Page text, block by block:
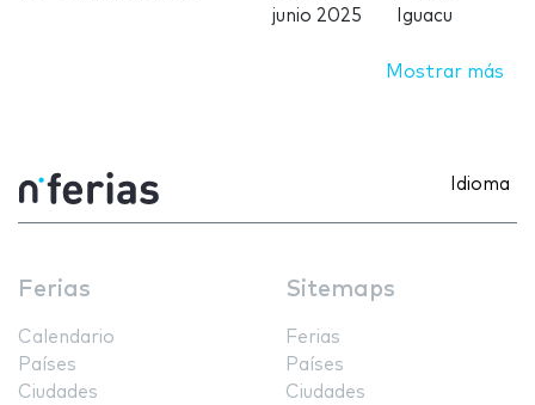
junio 2025
Iguacu
Mostrar más
Idioma
Ferias
Calendario
Países
Ciudades
Sitemaps
Ferias
Países
Ciudades